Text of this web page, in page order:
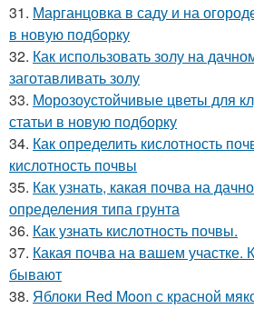
31. Марганцовка в саду и на
в новую подборку
32. Как использовать золу на
заготавливать золу
33. Морозоустойчивые цветы для
статьи в новую подборку
34. Как определить кислотность
кислотность почвы
35. Как узнать, какая почва на
определения типа грунта
36. Как узнать кислотность почвы.
37. Какая почва на вашем участке.
бывают
38. Яблоки Red Moon с красной